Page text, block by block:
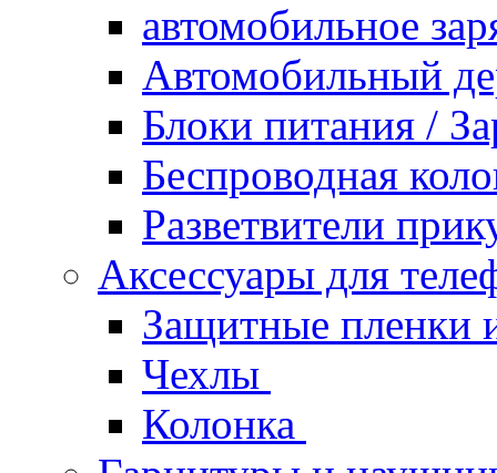
автомобильное
Автомобильный
Блоки питания /
Беспроводная
Разветвители
Аксессуары для
Защитные пленки
Чехлы
Колонка